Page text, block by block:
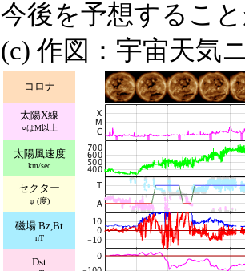
今後を予想するこ
(c) 作図：宇宙天気
コロナ
太陽X線
○はM以上
太陽風速度
km/sec
セクター
φ (度)
磁場 Bz,Bt
nT
Dst